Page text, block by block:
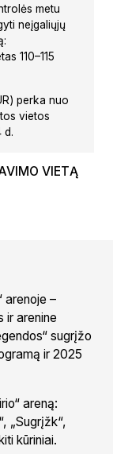
metu
neįgaliųjų
110–115
perka nuo
vietos
d.
VIETĄ
arenoje –
ir arenine
sugrįžo
ir 2025
areną:
„Sugrįžk“,
kūriniai.